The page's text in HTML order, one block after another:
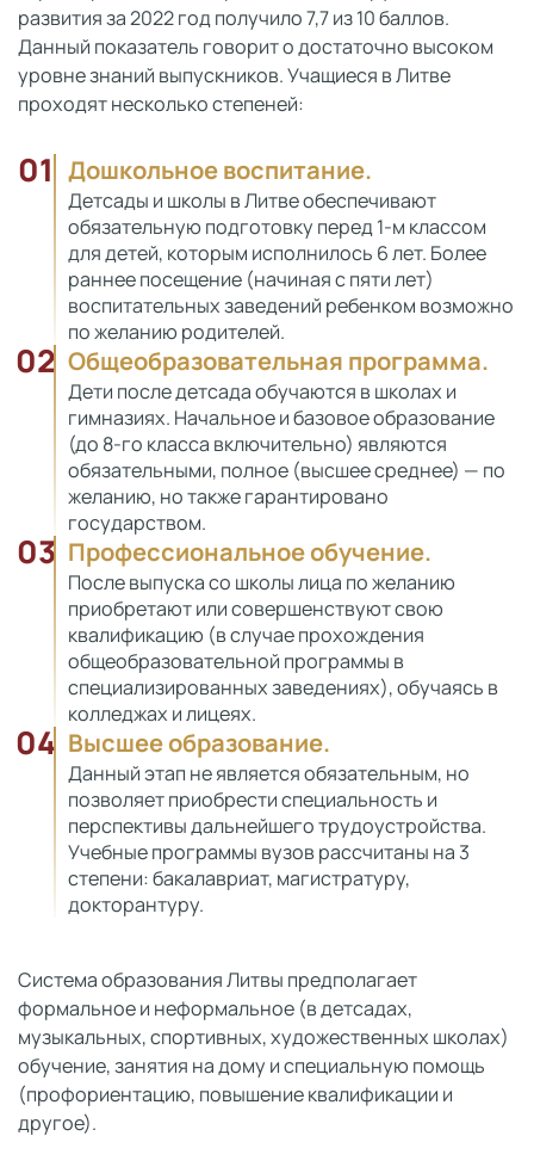
развития за 2022 год получило 7,7 из 10 баллов.
Данный показатель говорит о достаточно высоком
уровне знаний выпускников. Учащиеся в Литве
проходят несколько степеней:
01 Дошкольное воспитание.
Детсады и школы в Литве обеспечивают
обязательную подготовку перед 1-м классом
для детей, которым исполнилось 6 лет. Более
раннее посещение (начиная с пяти лет)
воспитательных заведений ребенком возможно
по желанию родителей.
02 Общеобразовательная программа.
Дети после детсада обучаются в школах и
гимназиях. Начальное и базовое образование
(до 8-го класса включительно) являются
обязательными, полное (высшее среднее) — по
желанию, но также гарантировано
государством.
03 Профессиональное обучение.
После выпуска со школы лица по желанию
приобретают или совершенствуют свою
квалификацию (в случае прохождения
общеобразовательной программы в
специализированных заведениях), обучаясь в
колледжах и лицеях.
04 Высшее образование.
Данный этап не является обязательным, но
позволяет приобрести специальность и
перспективы дальнейшего трудоустройства.
Учебные программы вузов рассчитаны на 3
степени: бакалавриат, магистратуру,
докторантуру.
Система образования Литвы предполагает
формальное и неформальное (в детсадах,
музыкальных, спортивных, художественных школах)
обучение, занятия на дому и специальную помощь
(профориентацию, повышение квалификации и
другое).